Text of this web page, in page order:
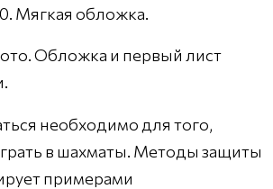
Мягкая обложка.
Обложка и первый лист
необходимо для того,
в шахматы. Методы защиты
примерами